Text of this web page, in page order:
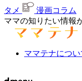
タメ
漫画コラム
ママの知りたい情報
ママテナについ